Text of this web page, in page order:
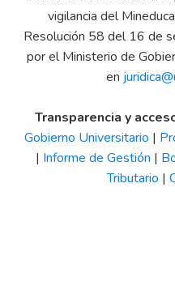
vigilancia del
Resolución 58 del 16 de
por el Ministerio de
en
Transparencia y
Gobierno Universitario |
| Informe de Gestión |
Tributario |